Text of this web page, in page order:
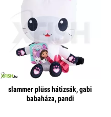
slammer plüss hátizsák, gabi
babaháza, pandi